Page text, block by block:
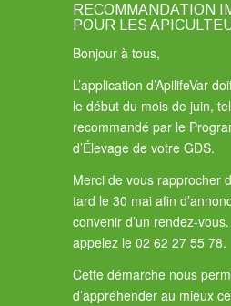
RECOMMANDATION
POUR LES
Bonjour à tous,
L’application d’ApilifeVar
le début du mois de juin,
recommandé par le
d’Élevage de votre GDS.
Merci de vous rapprocher
tard le 30 mai afin
convenir d’un rendez-
appelez le 02 62 27 55 78.
Cette démarche nous
d’appréhender au mieux